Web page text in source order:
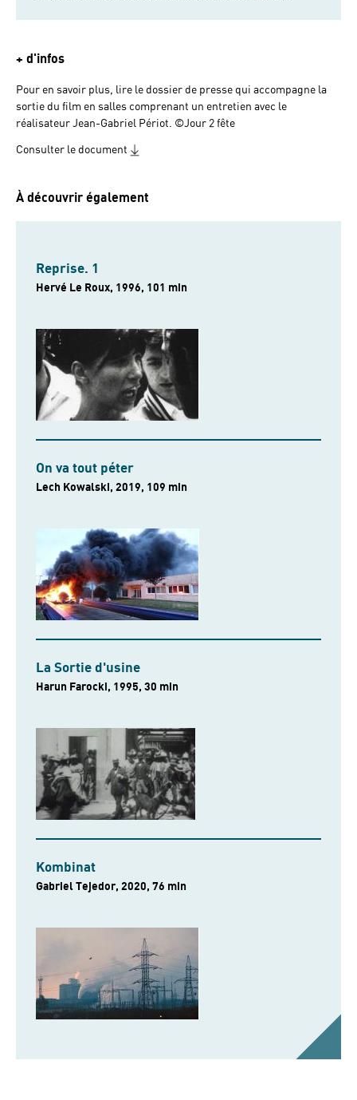
+ d'infos
Pour en savoir plus, lire le dossier de presse qui accompagne la
sortie du film en salles comprenant un entretien avec le
réalisateur Jean-Gabriel Périot. ©Jour 2 fête
Consulter le document
À découvrir également
Reprise. 1
Hervé Le Roux, 1996, 101 min
On va tout péter
Lech Kowalski, 2019, 109 min
La Sortie d'usine
Harun Farocki, 1995, 30 min
Kombinat
Gabriel Tejedor, 2020, 76 min